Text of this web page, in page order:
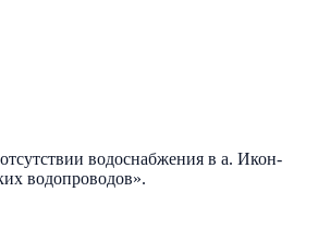
водоснабжения в а. Икон-
водопроводов».